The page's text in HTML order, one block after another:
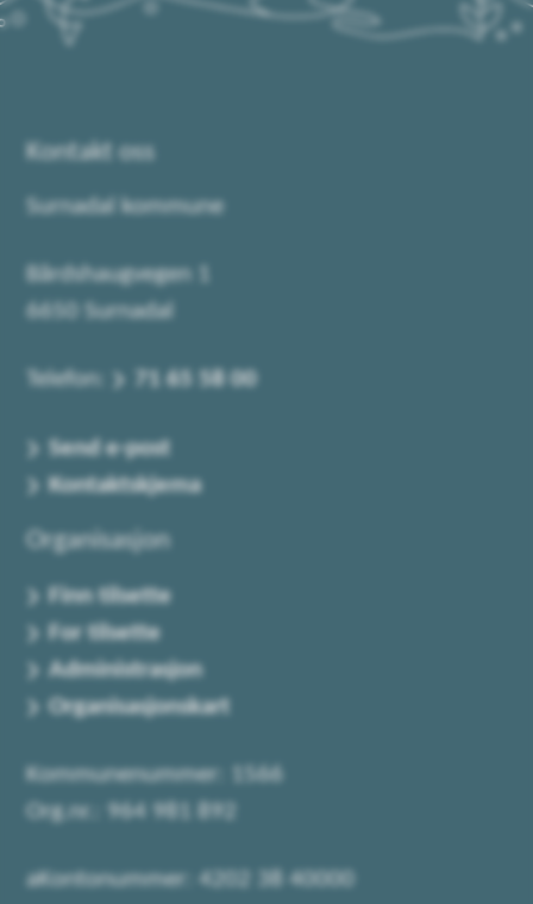
Kontakt oss
Surnadal kommune
Bårdshaugvegen 1
6650 Surnadal
Telefon: 71 65 58 00
Send e-post
Kontaktskjema
Organisasjon
Finn tilsette
For tilsette
Administrasjon
Organisasjonskart
Kommunenummer: 1566
Org.nr.: 964 981 892
aKontonummer: 4202 38 40000